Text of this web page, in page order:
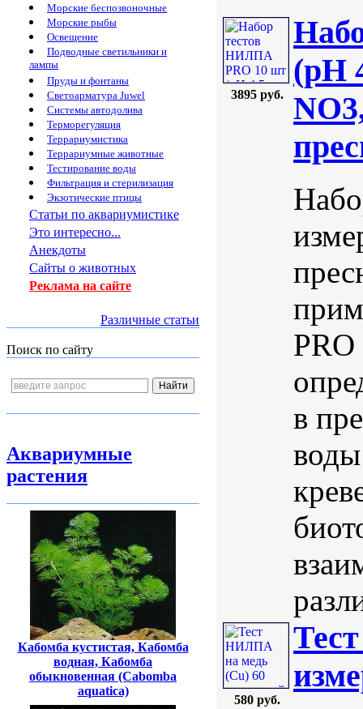
Морские беспозвоночные
Морские рыбы
Освещение
Подводные светильники и
лампы
Пруды и фонтаны
Светоарматура Juwel
Системы автодолива
Терморегуляция
Террариумистика
Террариумные животные
Тестирование воды
Фильтрация и стерилизация
Экзотические птицы
Статьи по аквариумистике
Это интересно...
Анекдоты
Сайты о животных
Реклама на сайте
Различные статьи
Поиск по сайту
Аквариумные
растения
Кабомба кустистая, Кабомба
водная, Кабомба
обыкновенная (Cabomba
aquatica)
3895 руб.
(pH
PRO
в
580 руб.